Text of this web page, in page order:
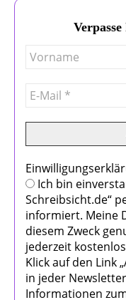
Ich bin
Schreibsicht.de“
informiert. Meine
diesem Zweck
jederzeit
Klick auf den Link
in jeder
Informationen